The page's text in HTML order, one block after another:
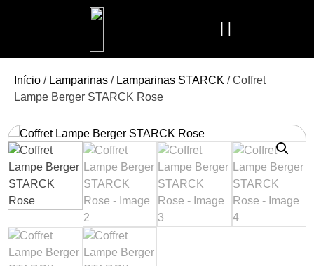
Início / Lamparinas / Lamparinas STARCK / Coffret
Lampe Berger STARCK Rose